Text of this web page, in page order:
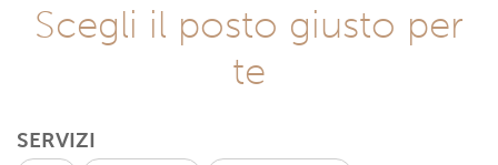
Scegli il posto giusto per
te
SERVIZI